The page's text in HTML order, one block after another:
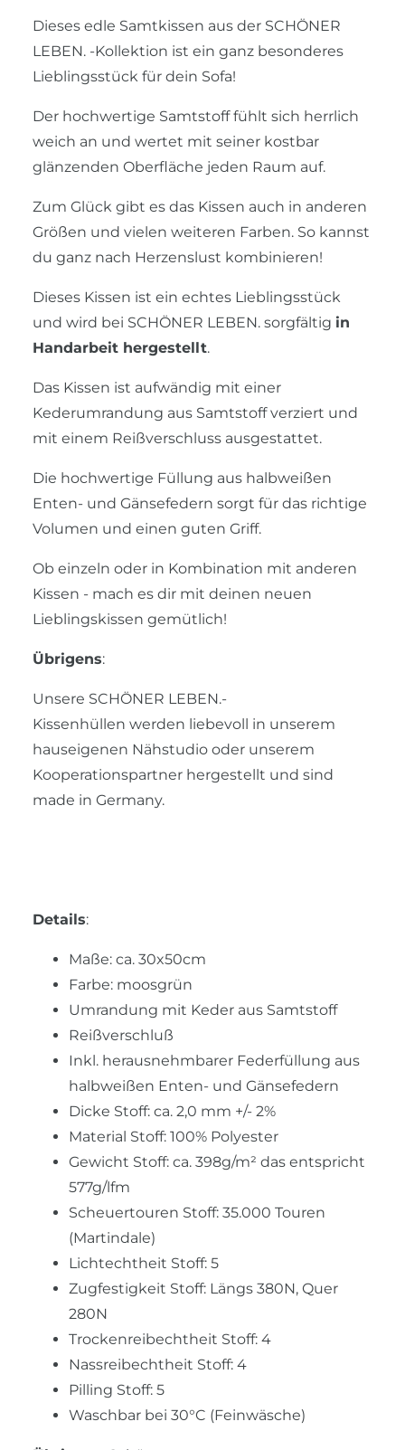
Dieses edle Samtkissen aus der SCHÖNER
LEBEN. -Kollektion ist ein ganz besonderes
Lieblingsstück für dein Sofa!
Der hochwertige Samtstoff fühlt sich herrlich
weich an und wertet mit seiner kostbar
glänzenden Oberfläche jeden Raum auf.
Zum Glück gibt es das Kissen auch in anderen
Größen und vielen weiteren Farben. So kannst
du ganz nach Herzenslust kombinieren!
Dieses Kissen ist ein echtes Lieblingsstück
und wird bei SCHÖNER LEBEN. sorgfältig in
Handarbeit hergestellt.
Das Kissen ist aufwändig mit einer
Kederumrandung aus Samtstoff verziert und
mit einem Reißverschluss ausgestattet.
Die hochwertige Füllung aus halbweißen
Enten- und Gänsefedern sorgt für das richtige
Volumen und einen guten Griff.
Ob einzeln oder in Kombination mit anderen
Kissen - mach es dir mit deinen neuen
Lieblingskissen gemütlich!
Übrigens:
Unsere SCHÖNER LEBEN.-
Kissenhüllen werden liebevoll in unserem
hauseigenen Nähstudio oder unserem
Kooperationspartner hergestellt und sind
made in Germany.
Details:
Maße: ca. 30x50cm
Farbe: moosgrün
Umrandung mit Keder aus Samtstoff
Reißverschluß
Inkl. herausnehmbarer Federfüllung aus
halbweißen Enten- und Gänsefedern
Dicke Stoff: ca. 2,0 mm +/- 2%
Material Stoff: 100% Polyester
Gewicht Stoff: ca. 398g/m² das entspricht
577g/lfm
Scheuertouren Stoff: 35.000 Touren
(Martindale)
Lichtechtheit Stoff: 5
Zugfestigkeit Stoff: Längs 380N, Quer
280N
Trockenreibechtheit Stoff: 4
Nassreibechtheit Stoff: 4
Pilling Stoff: 5
Waschbar bei 30°C (Feinwäsche)